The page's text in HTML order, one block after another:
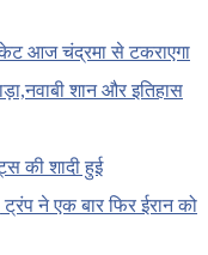
आज चंद्रमा से टकराएगा
शान और इतिहास
की शादी हुई
ने एक बार फिर ईरान को